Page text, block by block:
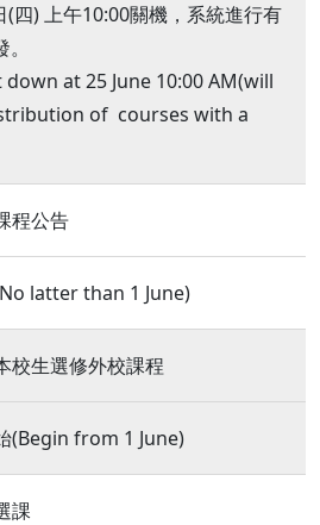
四) 上午10:00關機，系統進行有
at 25 June 10:00 AM(will
of courses with a
程公告
latter than 1 June)
校生選修外校課程
(Begin from 1 June)
課